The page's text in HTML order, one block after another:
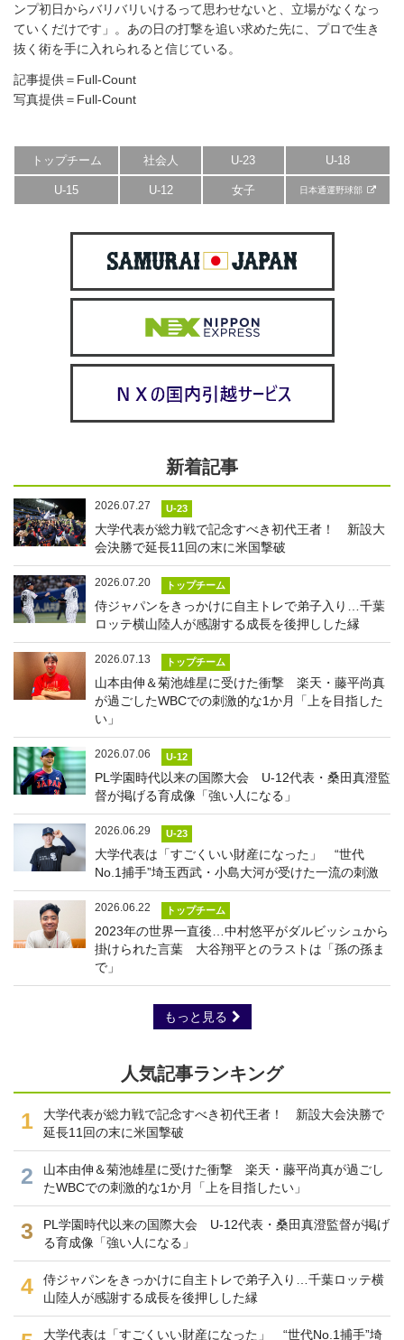
ンプ初日からバリバリいけるって思わせないと、立場がなくなっ
ていくだけです」。あの日の打撃を追い求めた先に、プロで生き
抜く術を手に入れられると信じている。
記事提供＝Full-Count
写真提供＝Full-Count
トップチーム 社会人 U-23 U-18
U-15 U-12 女子 日本通運野球部
新着記事
2026.07.27 U-23
大学代表が総力戦で記念すべき初代王者！ 新設大
会決勝で延長11回の末に米国撃破
2026.07.20 トップチーム
侍ジャパンをきっかけに自主トレで弟子入り…千葉
ロッテ横山陸人が感謝する成長を後押しした縁
2026.07.13 トップチーム
山本由伸＆菊池雄星に受けた衝撃 楽天・藤平尚真
が過ごしたWBCでの刺激的な1か月「上を目指した
い」
2026.07.06 U-12
PL学園時代以来の国際大会 U-12代表・桑田真澄監
督が掲げる育成像「強い人になる」
2026.06.29 U-23
大学代表は「すごくいい財産になった」 “世代
No.1捕手”埼玉西武・小島大河が受けた一流の刺激
2026.06.22 トップチーム
2023年の世界一直後…中村悠平がダルビッシュから
掛けられた言葉 大谷翔平とのラストは「孫の孫ま
で」
もっと見る
人気記事ランキング
1
大学代表が総力戦で記念すべき初代王者！ 新設大会決勝で
延長11回の末に米国撃破
2
山本由伸＆菊池雄星に受けた衝撃 楽天・藤平尚真が過ごし
たWBCでの刺激的な1か月「上を目指したい」
3
PL学園時代以来の国際大会 U-12代表・桑田真澄監督が掲げ
る育成像「強い人になる」
4
侍ジャパンをきっかけに自主トレで弟子入り…千葉ロッテ横
山陸人が感謝する成長を後押しした縁
大学代表は「すごくいい財産になった」 “世代No.1捕手”埼